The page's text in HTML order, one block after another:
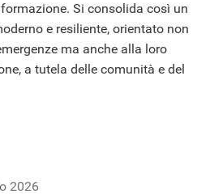
Si consolida così un
e resiliente, orientato non
ma anche alla loro
a tutela delle comunità e del
2026